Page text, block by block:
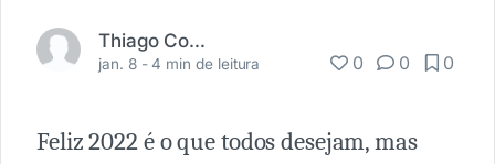
Thiago Costa Tinoco
jan. 8 -4 min de leitura 0 0 0
Feliz 2022 é o que todos desejam, mas